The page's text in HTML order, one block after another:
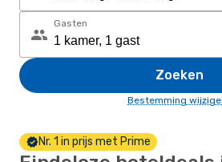
Gasten
Zoeken
Bestemming
Nr. 1 in prijs met Prime